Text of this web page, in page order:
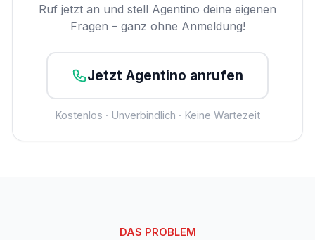
Ruf jetzt an und stell Agentino deine eigenen
Fragen – ganz ohne Anmeldung!
Jetzt Agentino anrufen
Kostenlos · Unverbindlich · Keine Wartezeit
DAS PROBLEM